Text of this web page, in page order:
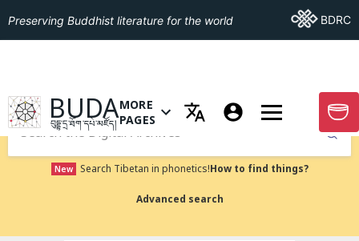
Preserving Buddhist literature for the world Go ToBDRC
GO TO HOMEPAGE
BUDA
བུདྡྷ་དྲ་ཐོག་དཔེ་མཛོད།
OPEN MENU OF MORE PAGES
MORE
PAGES
GO
Submit
New Search Tibetan in phonetics!How to find things?
Advanced search